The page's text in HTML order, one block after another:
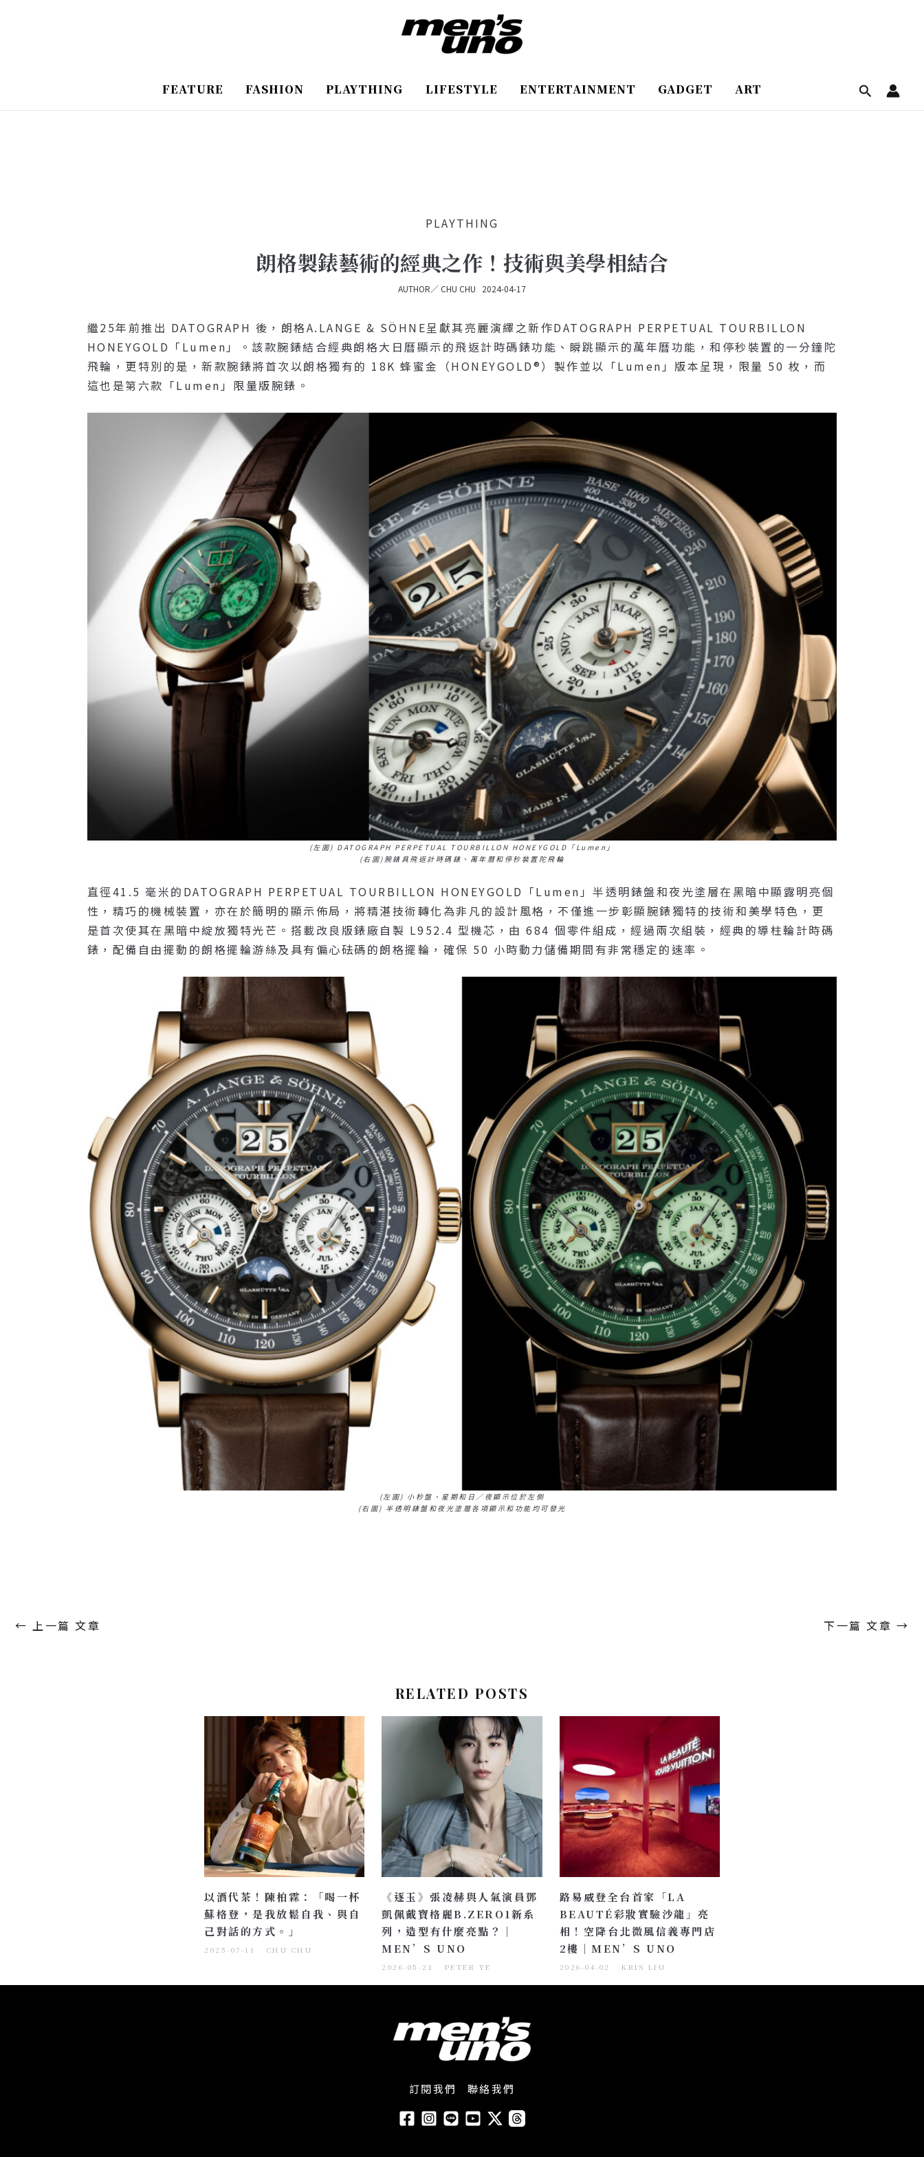
容
FEATURE FASHION PLAYTHING LIFESTYLE ENTERTAINMENT GADGET ART
PLAYTHING
朗格製錶藝術的經典之作！技術與美學相結合
AUTHOR／CHU CHU 2024-04-17
繼25年前推出 DATOGRAPH 後，朗格A.LANGE & SÖHNE呈獻其亮麗演繹之新作DATOGRAPH PERPETUAL TOURBILLON
HONEYGOLD「Lumen」。該款腕錶結合經典朗格大日曆顯示的飛返計時碼錶功能、瞬跳顯示的萬年曆功能，和停秒裝置的一分鐘陀
飛輪，更特別的是，新款腕錶將首次以朗格獨有的 18K 蜂蜜金（HONEYGOLD®）製作並以「Lumen」版本呈現，限量 50 枚，而
這也是第六款「Lumen」限量版腕錶。
(左圖) DATOGRAPH PERPETUAL TOURBILLON HONEYGOLD「Lumen」
(右圖)腕錶具飛返計時碼錶、萬年曆和停秒裝置陀飛輪
直徑41.5 毫米的DATOGRAPH PERPETUAL TOURBILLON HONEYGOLD「Lumen」半透明錶盤和夜光塗層在黑暗中顯露明亮個
性，精巧的機械裝置，亦在於簡明的顯示佈局，將精湛技術轉化為非凡的設計風格，不僅進一步彰顯腕錶獨特的技術和美學特色，更
是首次使其在黑暗中綻放獨特光芒。搭載改良版錶廠自製 L952.4 型機芯，由 684 個零件組成，經過兩次組裝，經典的導柱輪計時碼
錶，配備自由擺動的朗格擺輪游絲及具有偏心砝碼的朗格擺輪，確保 50 小時動力儲備期間有非常穩定的速率。
(左圖) 小秒盤、星期和日／夜顯示位於左側
(右圖) 半透明錶盤和夜光塗層各項顯示和功能均可發光
← 上一篇 文章 下一篇 文章 →
RELATED POSTS
以酒代茶！陳柏霖：「喝一杯
蘇格登，是我放鬆自我、與自
己對話的方式。」
2025-07-11 CHU CHU
《逐玉》張凌赫與人氣演員鄧
凱佩戴寶格麗B.ZERO1新系
列，造型有什麼亮點？｜
MEN’S UNO
2026-05-21 PETER YE
路易威登全台首家「LA
BEAUTÉ彩妝實驗沙龍」亮
相！空降台北微風信義專門店
2樓｜MEN’S UNO
2026-04-02 KRIS LIU
訂閱我們 聯絡我們